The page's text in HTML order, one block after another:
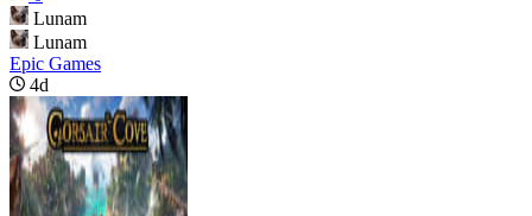
Lunam
Lunam
Epic Games
4d